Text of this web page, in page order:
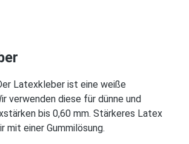
Latexkleber ist eine weiße
verwenden diese für dünne und
bis 0,60 mm. Stärkeres Latex
mit einer Gummilösung.